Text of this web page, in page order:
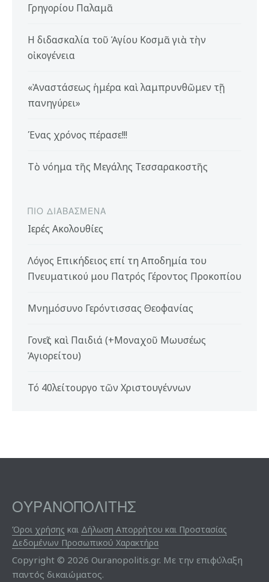
Γρηγορίου Παλαμᾶ
Η διδασκαλία τοῦ Ἁγίου Κοσμᾶ γιὰ τὴν
οἰκογένεια
«Ἀναστάσεως ἡμέρα καὶ λαμπρυνθῶμεν τῇ
πανηγύρει»
Ένας χρόνος πέρασε!!!
Τὸ νόημα τῆς Μεγάλης Τεσσαρακοστῆς
ΠΙΟ ΔΙΑΒΑΣΜΈΝΑ
Ιερές Ακολουθίες
Λόγος Επικήδειος επί τη Αποδημία του
Πνευματικού μου Πατρός Γέροντος Προκοπίου
Μνημόσυνο Γερόντισσας Θεοφανίας
Γονεῖς καὶ Παιδιά (+Μοναχοῦ Μωυσέως
Ἁγιορείτου)
Τό 40λείτουργο τῶν Χριστουγέννων
ΟΥΡΑΝΟΠΟΛΙΤΗΣ
Όροι χρήσης και Δήλωση Απορρήτου και Προστασίας
Δεδομένων Προσωπικού Χαρακτήρα
Copyright © 2026 Ouranopolitis.gr. Με την επιφύλαξη
παντός δικαιώματος.